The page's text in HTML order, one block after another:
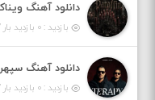
دانلود آهنگ
بازدید : ۰ بازدید بار /
دانلود آهنگ
بازدید : ۰ بازدید بار /